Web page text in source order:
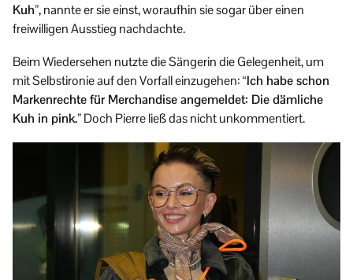
Kuh”, nannte er sie einst, woraufhin sie sogar über einen
freiwilligen Ausstieg nachdachte.
Beim Wiedersehen nutzte die Sängerin die Gelegenheit, um
mit Selbstironie auf den Vorfall einzugehen:“Ich habe schon
Markenrechte für Merchandise angemeldet: Die dämliche
Kuh in pink.”Doch Pierre ließ das nicht unkommentiert.